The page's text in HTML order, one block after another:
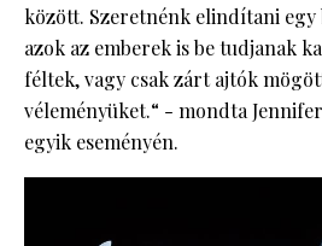
között. Szeretnénk elindítani egy
azok az emberek is be tudjanak
féltek, vagy csak zárt ajtók
véleményüket.“ - mondta
egyik eseményén.